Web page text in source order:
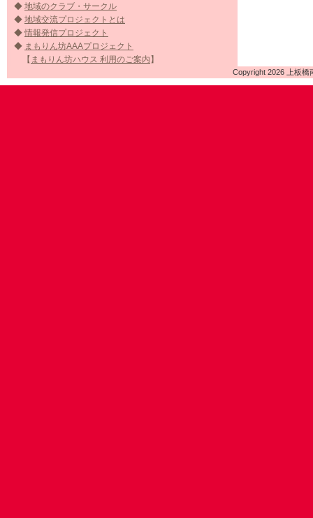
◆ 地域のクラブ・サークル
◆ 地域交流プロジェクトとは
◆ 情報発信プロジェクト
◆ まもりん坊AAAプロジェクト
【 まもりん坊ハウス 利用のご案内 】
Copyright 2026 上板橋